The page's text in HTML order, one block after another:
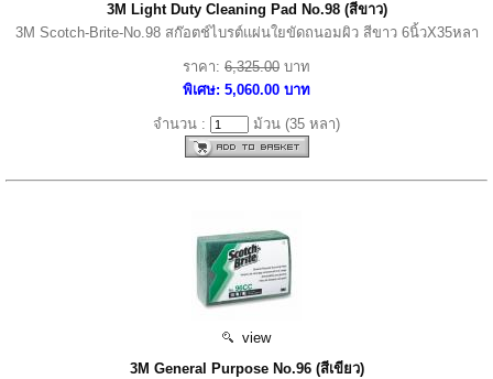
3M Light Duty Cleaning Pad No.98 (สีขาว)
3M Scotch-Brite-No.98 สก๊อตช์ไบรต์แผ่นใยขัดถนอมผิว สีขาว 6นิ้วX35หลา
ราคา: 6,325.00 บาท
พิเศษ: 5,060.00 บาท
จำนวน : ม้วน (35 หลา)
view
3M General Purpose No.96 (สีเขียว)